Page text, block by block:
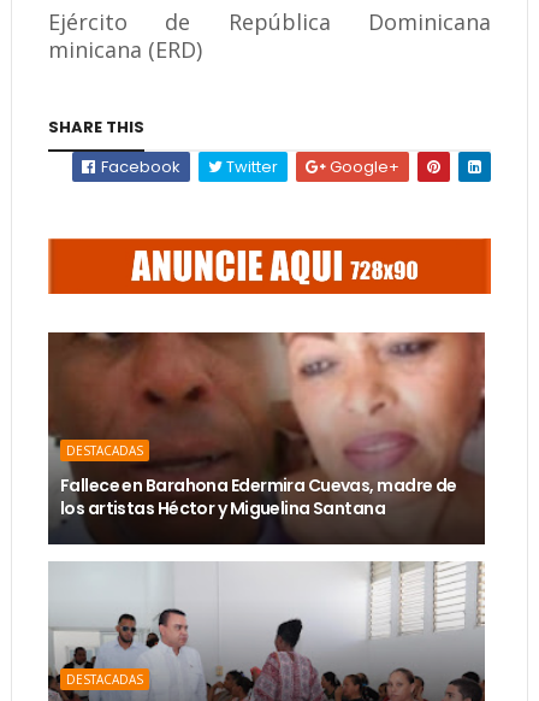
Ejército de República Dominicana
minicana (ERD)
SHARE THIS
Facebook
Twitter Google+
DESTACADAS
Fallece en Barahona Edermira Cuevas, madre de
los artistas Héctor y Miguelina Santana
DESTACADAS